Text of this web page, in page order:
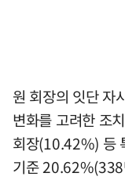
원 회장의 잇단 자
변화를 고려한 조
회장(10.42%) 등
기준